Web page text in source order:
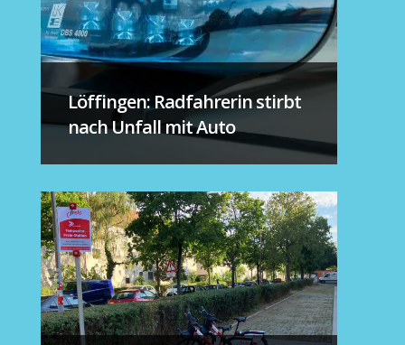
Löffingen: Radfahrerin stirbt
nach Unfall mit Auto